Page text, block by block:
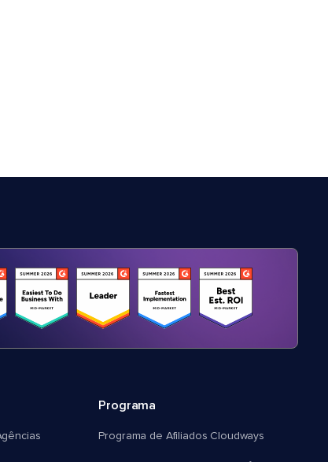
Programa
Programa de Afiliados Cloudways